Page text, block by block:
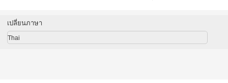
เปลี่ยนภาษา
Thai